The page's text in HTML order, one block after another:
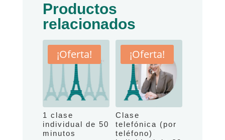
Productos
relacionados
¡Oferta!
1 clase
individual de 50
minutos
¡Oferta!
Clase
telefónica (por
teléfono)